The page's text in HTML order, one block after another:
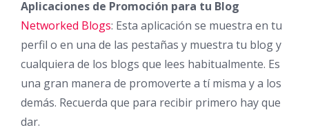
Aplicaciones de Promoción para tu Blog
Networked Blogs: Esta aplicación se muestra en tu
perfil o en una de las pestañas y muestra tu blog y
cualquiera de los blogs que lees habitualmente. Es
una gran manera de promoverte a tí misma y a los
demás. Recuerda que para recibir primero hay que
dar.